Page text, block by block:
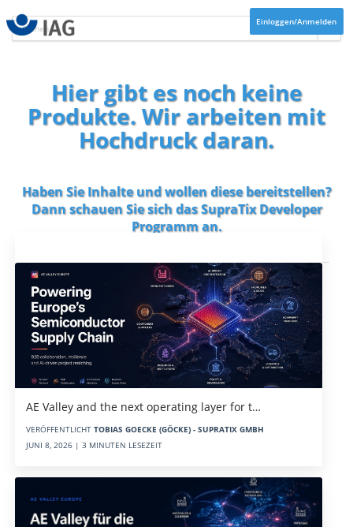
Einloggen/Anmelden
Hier gibt es noch keine
Produkte. Wir arbeiten mit
Hochdruck daran.
Haben Sie Inhalte und wollen diese bereitstellen?
Dann schauen Sie sich dasSupraTix Developer
Programman.
AE Valley and the next operating layer for t…
VERÖFFENTLICHT TOBIAS GOECKE (GÖCKE) - SUPRATIX GMBH
JUNI 8, 2026 | 3 MINUTEN LESEZEIT